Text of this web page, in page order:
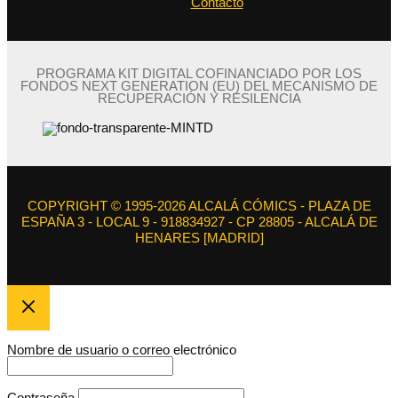
PROGRAMA KIT DIGITAL COFINANCIADO POR LOS
FONDOS NEXT GENERATION (EU) DEL MECANISMO DE
RECUPERACIÓN Y RESILENCIA
COPYRIGHT © 1995-2026 ALCALÁ CÓMICS - PLAZA DE
ESPAÑA 3 - LOCAL 9 - 918834927 - CP 28805 - ALCALÁ DE
HENARES [MADRID]
Nombre de usuario o correo electrónico